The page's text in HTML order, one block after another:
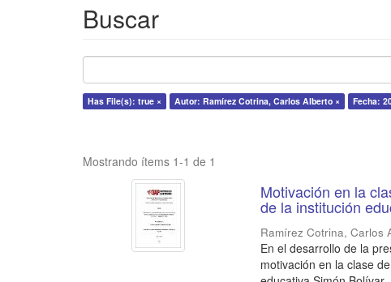
Buscar
Has File(s): true × Autor: Ramírez Cotrina, Carlos Alberto × Fecha:
Mostrando ítems 1-1 de 1
Motivación en la
de la institución
Ramírez Cotrina, Carlos
En el desarrollo de la
motivación en la clase